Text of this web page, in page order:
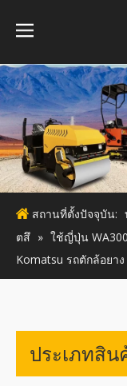
สถานที่ตั้งปัจจุบัน:
ตสึ » ใช้ญี่ปุ่น
Komatsu รถตักล้อยาง
ประเภทสิน